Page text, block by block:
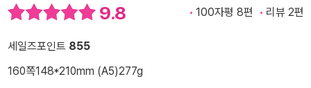
9.8 100자평 8편 리뷰 2편
세일즈포인트 855
160쪽148*210mm (A5)277g